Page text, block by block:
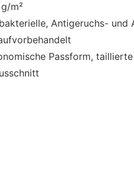
m²
Antigeruchs- und
Passform,